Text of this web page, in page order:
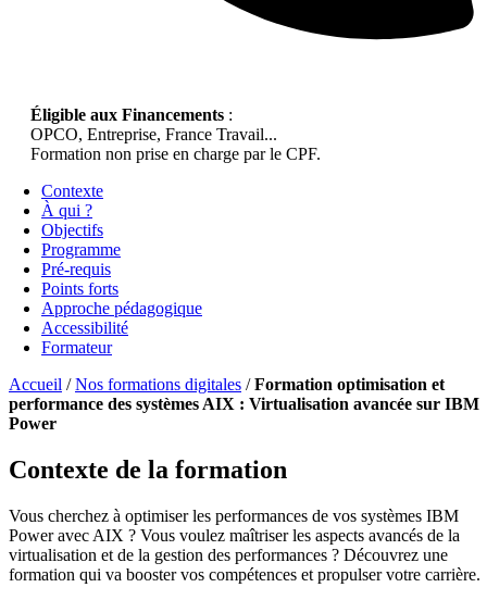
Éligible aux Financements :
OPCO, Entreprise, France Travail...
Formation non prise en charge par le CPF.
Contexte
À qui ?
Objectifs
Programme
Pré-requis
Points forts
Approche pédagogique
Accessibilité
Formateur
Accueil /Nos formations digitales /Formation optimisation et
performance des systèmes AIX : Virtualisation avancée sur IBM
Power
Contexte de la formation
Vous cherchez à optimiser les performances de vos systèmes IBM
Power avec AIX ? Vous voulez maîtriser les aspects avancés de la
virtualisation et de la gestion des performances ? Découvrez une
formation qui va booster vos compétences et propulser votre carrière.